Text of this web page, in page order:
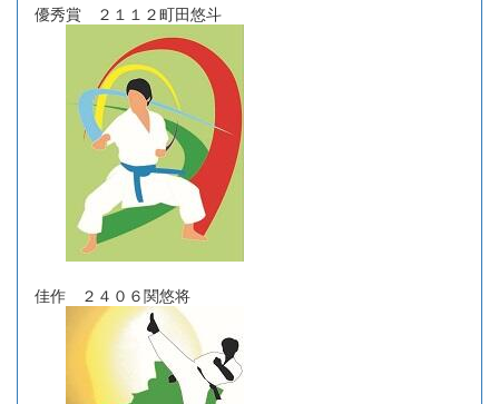
優秀賞 ２１１２町田悠斗
佳作 ２４０６関悠将